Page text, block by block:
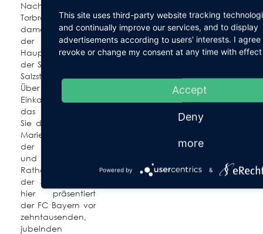
Nachbar des
Torbräu, war
damals sozusagen
der
Haupteingang
der Stadt von der
Salzstraße her.
Über eine belebte
Einkaufsstraße,
das Tal, kommen
Sie direkt auf den
Marienplatz mit
der Mariensäule
und dem Neuen
Rathaus. Hier sitzt
der Stadtrat und
hier präsentiert
der FC Bayern vor
zehntausenden,
jubelnden
This site uses third-party website tracking
and continually improve our services, and to display
advertisements according to users' interests. I agree
revoke or change my consent at any time with
Accept
Deny
more
Powered by &